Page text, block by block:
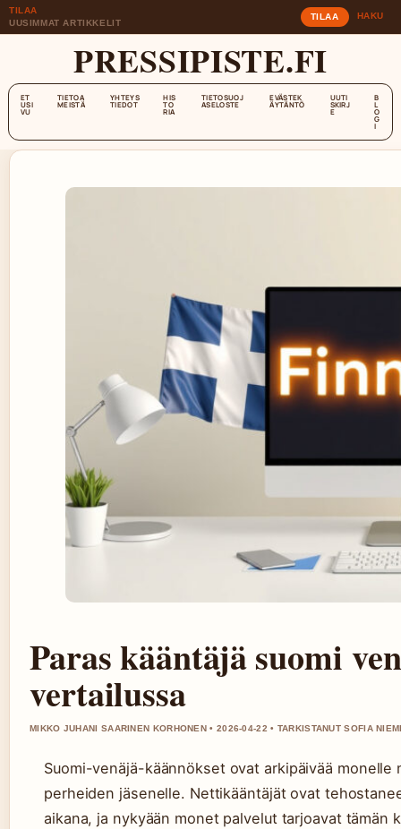
TILAA
UUSIMMAT ARTIKKELIT
TILAA HAKU
PRESSIPISTE.FI
ET
USI
VU
TIETOA
MEISTÄ
YHTEYS
TIEDOT
HIS
TO
RIA
TIETOSUOJ
ASELOSTE
EVÄSTEK
ÄYTÄNTÖ
UUTI
SKIRJ
E
B
L
O
G
I
Paras kääntäjä suomi
vertailussa
MIKKO JUHANI SAARINEN KORHONEN • 2026-04-22 • TARKISTANUT SOFIA
Suomi-venäjä-käännökset ovat arkipäivää
perheiden jäsenelle. Nettikääntäjät ovat
aikana, ja nykyään monet palvelut tarjoavat tämän